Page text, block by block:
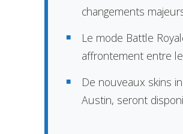
changements
Le mode Battle
affrontement entre
De nouveaux skins
Austin, seront